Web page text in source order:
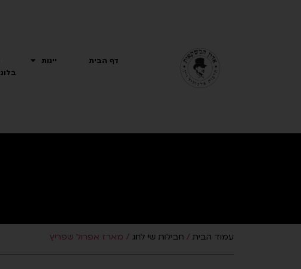
דף הבית יינות
בלוג
עמוד הבית / חבילות שי לחג / מארז אפרול שפריץ